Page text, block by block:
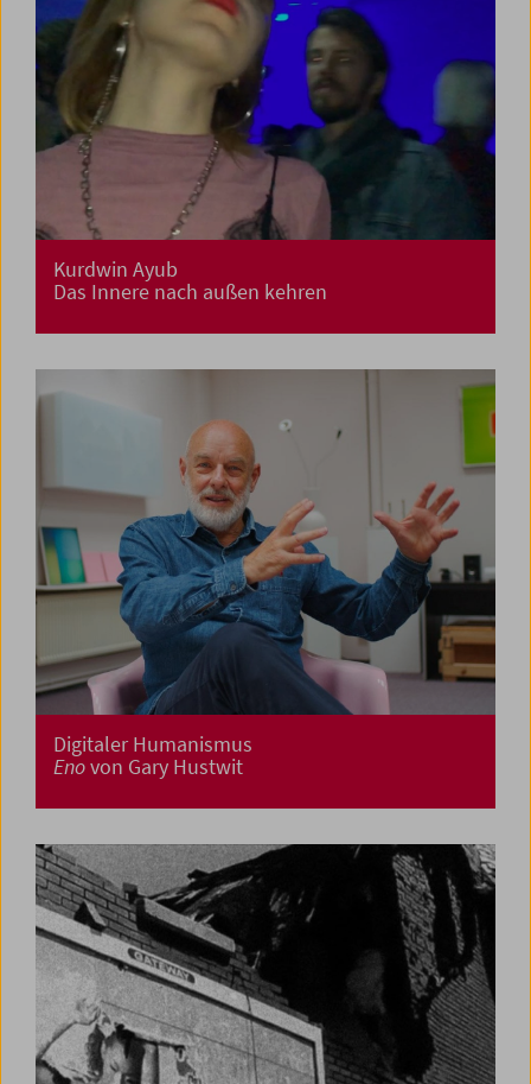
Kurdwin Ayub
Das Innere nach außen kehren
Digitaler Humanismus
Enovon Gary Hustwit